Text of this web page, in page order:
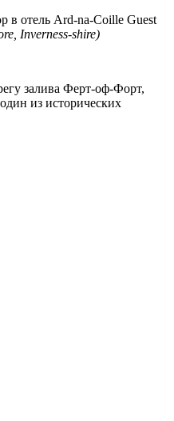
в отель Ard-na-Coille Guest
Inverness-shire)
залива Ферт-оф-Форт,
из исторических